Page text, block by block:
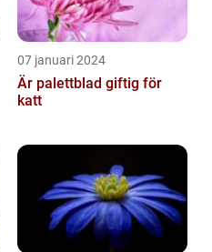
07 januari 2024
Är palettblad giftig för
katt